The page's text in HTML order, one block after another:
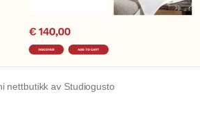
nettbutikk av Studiogusto